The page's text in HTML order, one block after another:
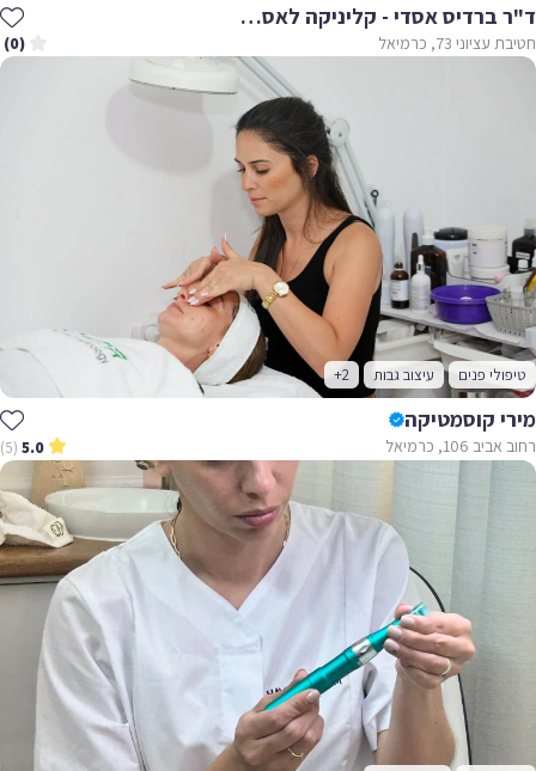
ד"ר ברדיס אסדי - קליניקה לאסתטיקה רפואית
חטיבת עציוני 73, כרמיאל (0)
טיפולי פנים עיצוב גבות +2
מירי קוסמטיקה
רחוב אביב 106, כרמיאל 5.0
(5)